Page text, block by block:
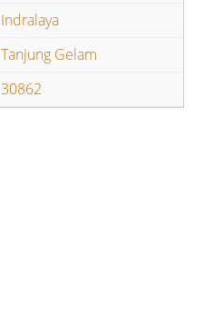
Indralaya
Tanjung Gelam
30862